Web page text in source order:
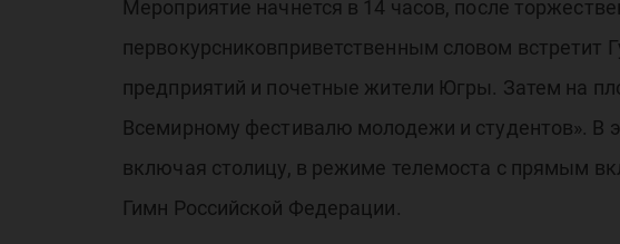
Мероприятие начнется в 14 часов, после
первокурсниковприветственным словом
предприятий и почетные жители Югры. Затем на
Всемирному фестивалю молодежи и студентов». В
включая столицу, в режиме телемоста с прямым
Гимн Российской Федерации.